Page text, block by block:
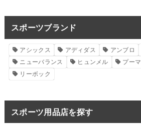
スポーツブランド
アシックス アディダス アンブロ
ニューバランス
ヒュンメル プーマ
リーボック
スポーツ用品店を探す